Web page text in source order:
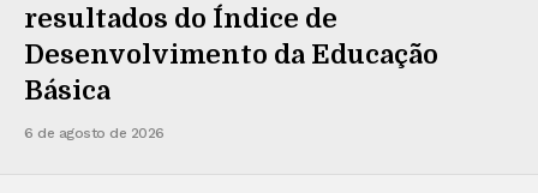
resultados do Índice de
Desenvolvimento da Educação
Básica
6 de agosto de 2026